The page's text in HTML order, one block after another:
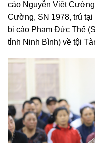
cáo Nguyễn Việt
Cường, SN 1978, trú
bị cáo Phạm Đức Thế
tỉnh Ninh Bình) về tội